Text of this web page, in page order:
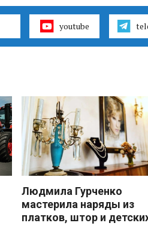
youtube
Людмила Гурченко
мастерила наряды из
платков, штор и